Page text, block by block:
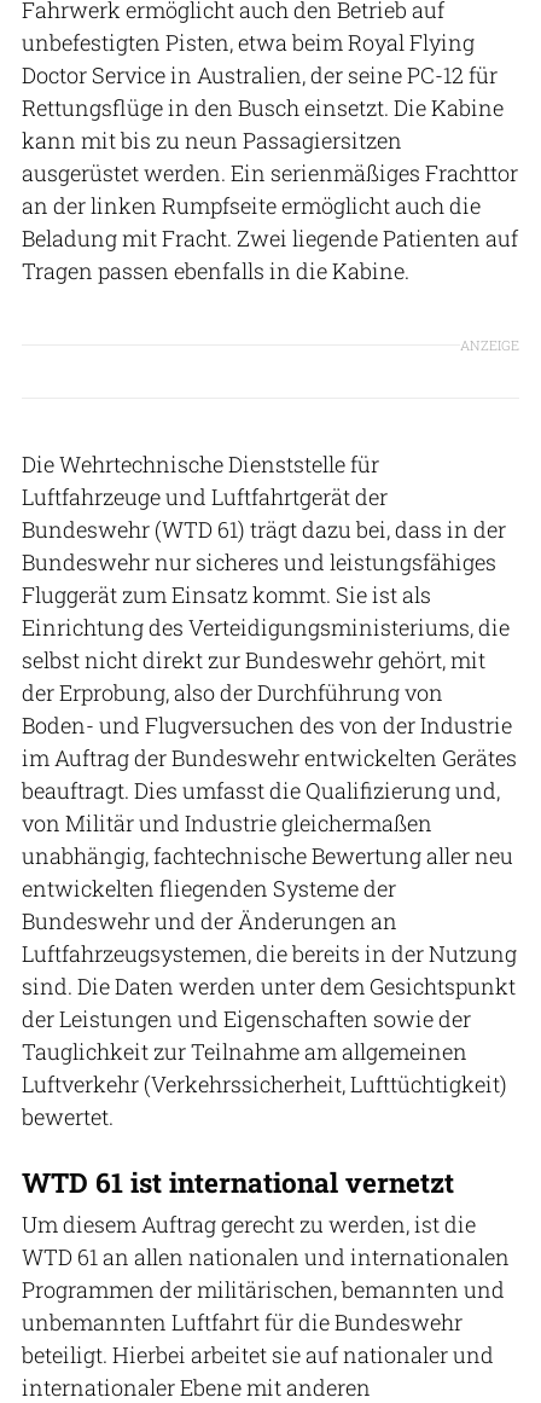
Fahrwerk ermöglicht auch den Betrieb auf
unbefestigten Pisten, etwa beim Royal Flying
Doctor Service in Australien, der seine PC-12 für
Rettungsflüge in den Busch einsetzt. Die Kabine
kann mit bis zu neun Passagiersitzen
ausgerüstet werden. Ein serienmäßiges Frachttor
an der linken Rumpfseite ermöglicht auch die
Beladung mit Fracht. Zwei liegende Patienten auf
Tragen passen ebenfalls in die Kabine.
ANZEIGE
Die Wehrtechnische Dienststelle für
Luftfahrzeuge und Luftfahrtgerät der
Bundeswehr (WTD 61) trägt dazu bei, dass in der
Bundeswehr nur sicheres und leistungsfähiges
Fluggerät zum Einsatz kommt. Sie ist als
Einrichtung des Verteidigungsministeriums, die
selbst nicht direkt zur Bundeswehr gehört, mit
der Erprobung, also der Durchführung von
Boden- und Flugversuchen des von der Industrie
im Auftrag der Bundeswehr entwickelten Gerätes
beauftragt. Dies umfasst die Qualifizierung und,
von Militär und Industrie gleichermaßen
unabhängig, fachtechnische Bewertung aller neu
entwickelten fliegenden Systeme der
Bundeswehr und der Änderungen an
Luftfahrzeugsystemen, die bereits in der Nutzung
sind. Die Daten werden unter dem Gesichtspunkt
der Leistungen und Eigenschaften sowie der
Tauglichkeit zur Teilnahme am allgemeinen
Luftverkehr (Verkehrssicherheit, Lufttüchtigkeit)
bewertet.
WTD 61 ist international vernetzt
Um diesem Auftrag gerecht zu werden, ist die
WTD 61 an allen nationalen und internationalen
Programmen der militärischen, bemannten und
unbemannten Luftfahrt für die Bundeswehr
beteiligt. Hierbei arbeitet sie auf nationaler und
internationaler Ebene mit anderen